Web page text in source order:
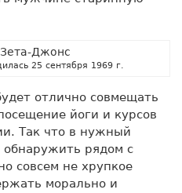
25 сентября 1969 г.
отлично совмещать
йоги и курсов
Так что в нужный
рядом с
совсем не хрупкое
морально и